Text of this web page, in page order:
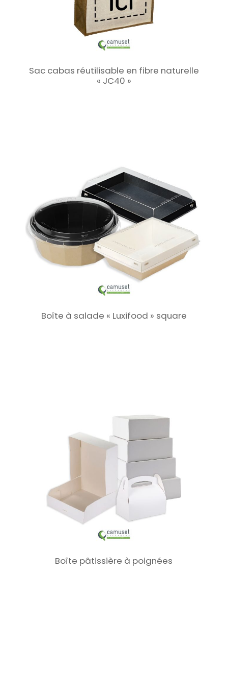
Sac cabas réutilisable en fibre naturelle
« JC40 »
Boîte à salade « Luxifood » square
Boîte pâtissière à poignées